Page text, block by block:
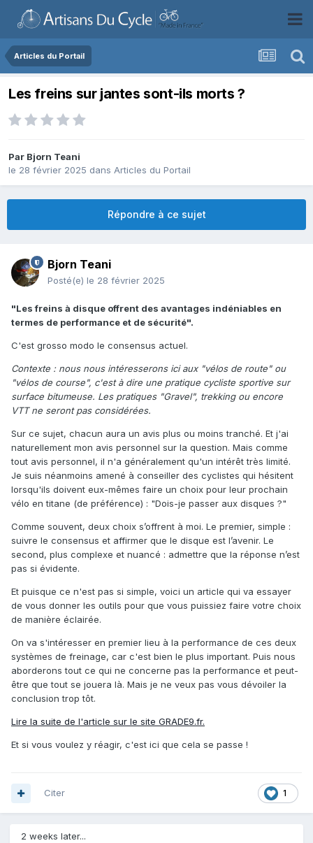
Articles du Portail
Les freins sur jantes sont-ils morts ?
Par Bjorn Teani
le 28 février 2025 dans Articles du Portail
Répondre à ce sujet
Bjorn Teani
Posté(e) le 28 février 2025
"Les freins à disque offrent des avantages indéniables en
termes de performance et de sécurité".
C'est grosso modo le consensus actuel.
Contexte : nous nous intéresserons ici aux "vélos de route" ou
"vélos de course", c'est à dire une pratique cycliste sportive sur
surface bitumeuse. Les pratiques "Gravel", trekking ou encore
VTT ne seront pas considérées.
Sur ce sujet, chacun aura un avis plus ou moins tranché. Et j'ai
naturellement mon avis personnel sur la question. Mais comme
tout avis personnel, il n'a généralement qu'un intérêt très limité.
Je suis néanmoins amené à conseiller des cyclistes qui hésitent
lorsqu'ils doivent eux-mêmes faire un choix pour leur prochain
vélo en titane (de préférence) : "Dois-je passer aux disques ?"
Comme souvent, deux choix s’offrent à moi. Le premier, simple :
suivre le consensus et affirmer que le disque est l’avenir. Le
second, plus complexe et nuancé : admettre que la réponse n’est
pas si évidente.
Et puisque ce n'est pas si simple, voici un article qui va essayer
de vous donner les outils pour que vous puissiez faire votre choix
de manière éclairée.
On va s'intéresser en premier lieu à la performance de ces deux
systèmes de freinage, car c'est bien le plus important. Puis nous
aborderons tout ce qui ne concerne pas la performance et peut-
être que tout se jouera là. Mais je ne veux pas vous dévoiler la
conclusion trop tôt.
Lire la suite de l'article sur le site GRADE9.fr.
Et si vous voulez y réagir, c'est ici que cela se passe !
1
Citer
2 weeks later...